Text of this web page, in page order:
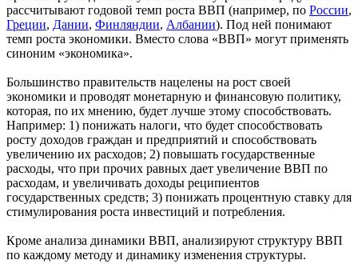
рассчитывают годовой темп роста ВВП (например, по России,
Греции, Дании, Финляндии, Албании). Под ней понимают
темп роста экономики. Вместо слова «ВВП» могут применять
синоним «экономика».
Большинство правительств нацелены на рост своей
экономики и проводят монетарную и финансовую политику,
которая, по их мнению, будет лучше этому способствовать.
Например: 1) понижать налоги, что будет способствовать
росту доходов граждан и предприятий и способствовать
увеличению их расходов; 2) повышать государственные
расходы, что при прочих равных дает увеличение ВВП по
расходам, и увеличивать доходы реципиентов
государственных средств; 3) понижать процентную ставку для
стимулирования роста инвестиций и потребления.
Кроме анализа динамики ВВП, анализируют структуру ВВП
по каждому методу и динамику изменения структуры.